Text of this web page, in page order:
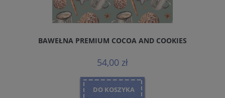
BAWEŁNA PREMIUM COCOA AND COOKIES
54,00 zł
DO KOSZYKA